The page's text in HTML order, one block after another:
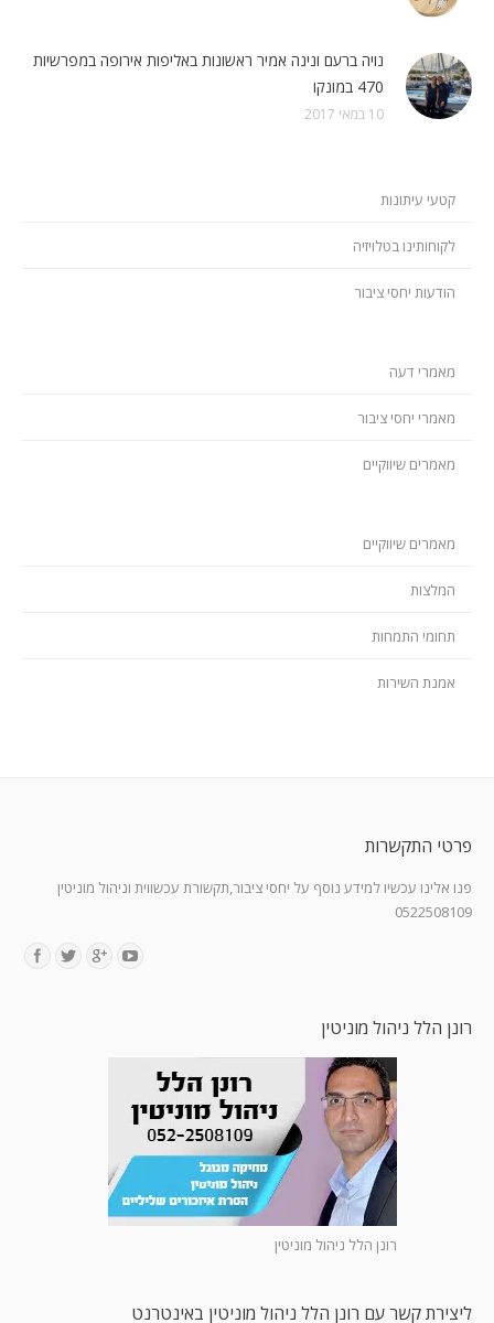
נויה ברעם ונינה אמיר ראשונות באליפות אירופה במפרשיות
470 במונקו
10 במאי 2017
קטעי עיתונות
לקוחותינו בטלויזיה
הודעות יחסי ציבור
מאמרי דעה
מאמרי יחסי ציבור
מאמרים שיווקיים
מאמרים שיווקיים
המלצות
תחומי התמחות
אמנת השירות
פרטי התקשרות
פנו אלינו עכשיו למידע נוסף על יחסי ציבור,תקשורת עכשווית וניהול מוניטין
0522508109
רונן הלל ניהול מוניטין
רונן הלל ניהול מוניטין
ליצירת קשר עם רונן הלל ניהול מוניטין באינטרנט